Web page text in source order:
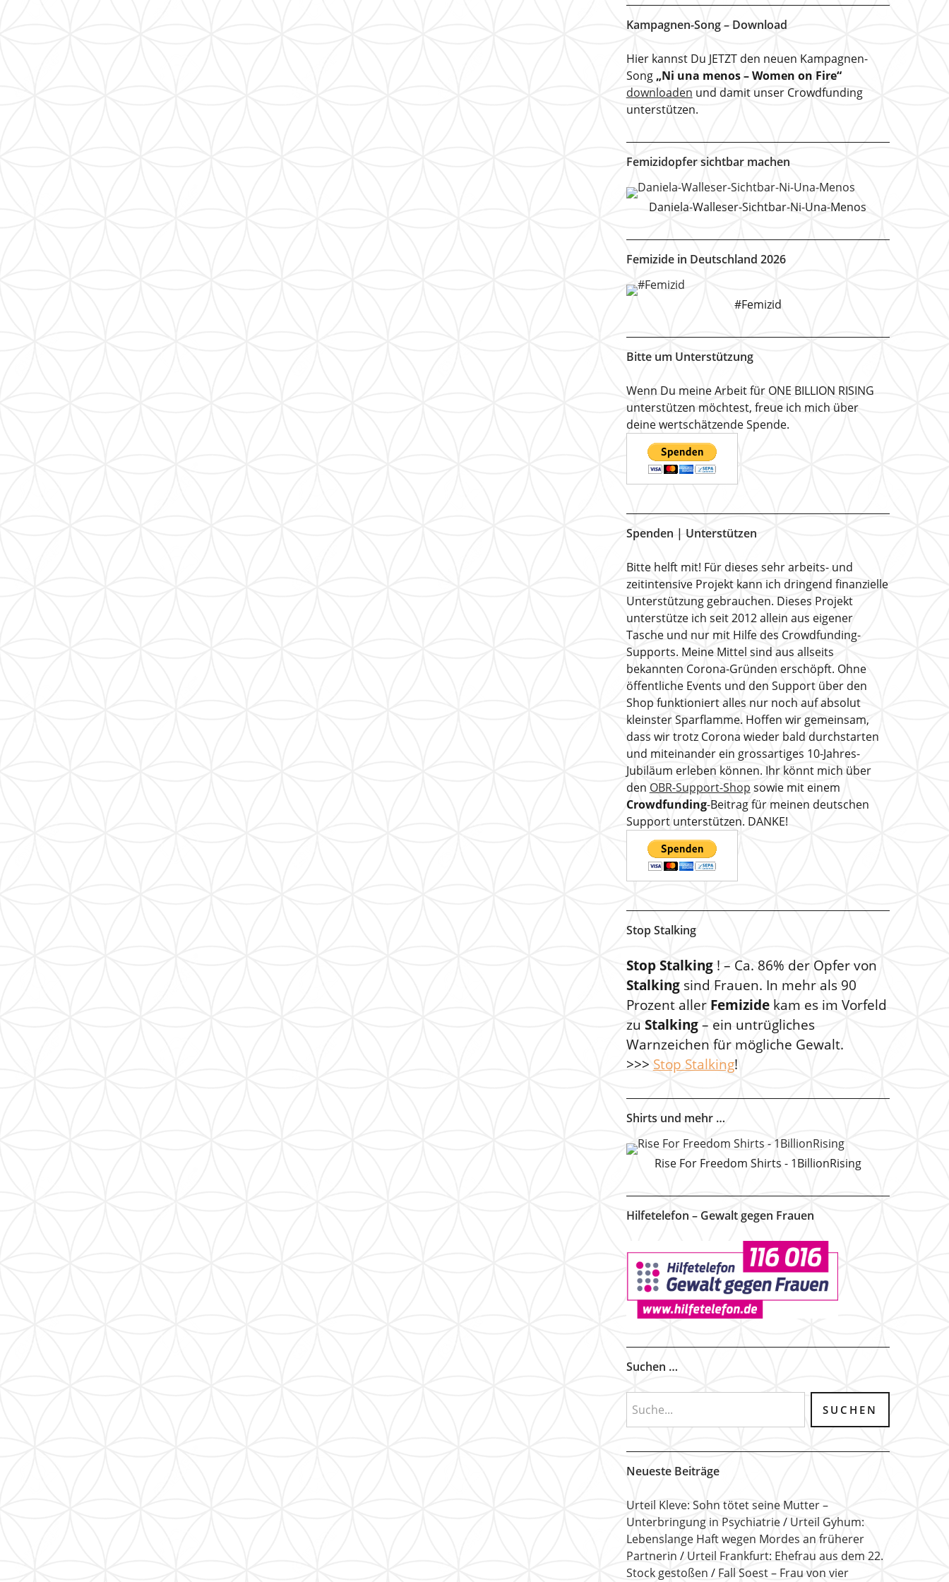
Kampagnen-Song – Download
Hier kannst Du JETZT den neuen Kampagnen-
Song„Ni una menos – Women on Fire“
downloaden und damit unser Crowdfunding
unterstützen.
Femizidopfer sichtbar machen
Daniela-Walleser-Sichtbar-Ni-Una-Menos
Femizide in Deutschland 2026
#Femizid
Bitte um Unterstützung
Wenn Du meine Arbeit für ONE BILLION RISING
unterstützen möchtest, freue ich mich über
deine wertschätzende Spende.
Spenden | Unterstützen
Bitte helft mit! Für dieses sehr arbeits- und
zeitintensive Projekt kann ich dringend finanzielle
Unterstützung gebrauchen. Dieses Projekt
unterstütze ich seit 2012 allein aus eigener
Tasche und nur mit Hilfe des Crowdfunding-
Supports. Meine Mittel sind aus allseits
bekannten Corona-Gründen erschöpft. Ohne
öffentliche Events und den Support über den
Shop funktioniert alles nur noch auf absolut
kleinster Sparflamme. Hoffen wir gemeinsam,
dass wir trotz Corona wieder bald durchstarten
und miteinander ein grossartiges 10-Jahres-
Jubiläum erleben können. Ihr könnt mich über
den OBR-Support-Shop sowie mit einem
Crowdfunding-Beitrag für meinen deutschen
Support unterstützen. DANKE!
Stop Stalking
Stop Stalking! – Ca. 86% der Opfer von
Stalkingsind Frauen. In mehr als 90
Prozent aller Femizidekam es im Vorfeld
zu Stalking– ein untrügliches
Warnzeichen für mögliche Gewalt.
>>> Stop Stalking!
Shirts und mehr …
Rise For Freedom Shirts - 1BillionRising
Hilfetelefon – Gewalt gegen Frauen
Suchen …
Neueste Beiträge
Urteil Kleve: Sohn tötet seine Mutter –
Unterbringung in Psychiatrie
Urteil Gyhum:
Lebenslange Haft wegen Mordes an früherer
Partnerin
Urteil Frankfurt: Ehefrau aus dem 22.
Stock gestoßen
Fall Soest – Frau von vier